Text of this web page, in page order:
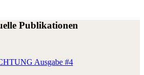
Publikationen
Aus­ga­be #4